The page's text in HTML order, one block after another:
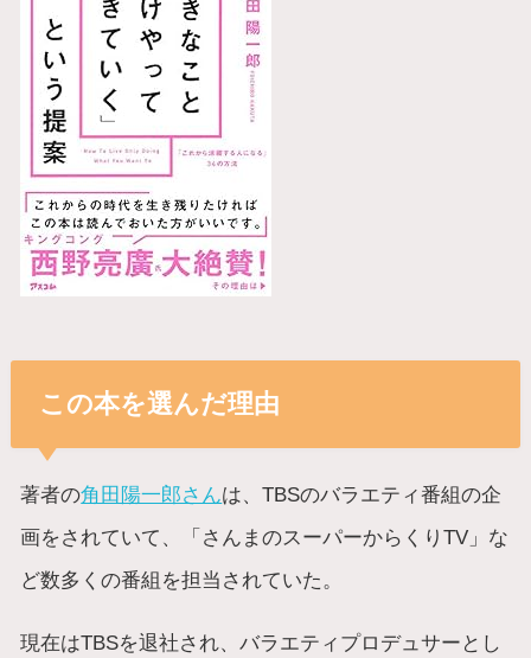
この本を選んだ理由
著者の角田陽一郎さんは、TBSのバラエティ番組の企
画をされていて、「さんまのスーパーからくりTV」な
ど数多くの番組を担当されていた。
現在はTBSを退社され、バラエティプロデュサーとし